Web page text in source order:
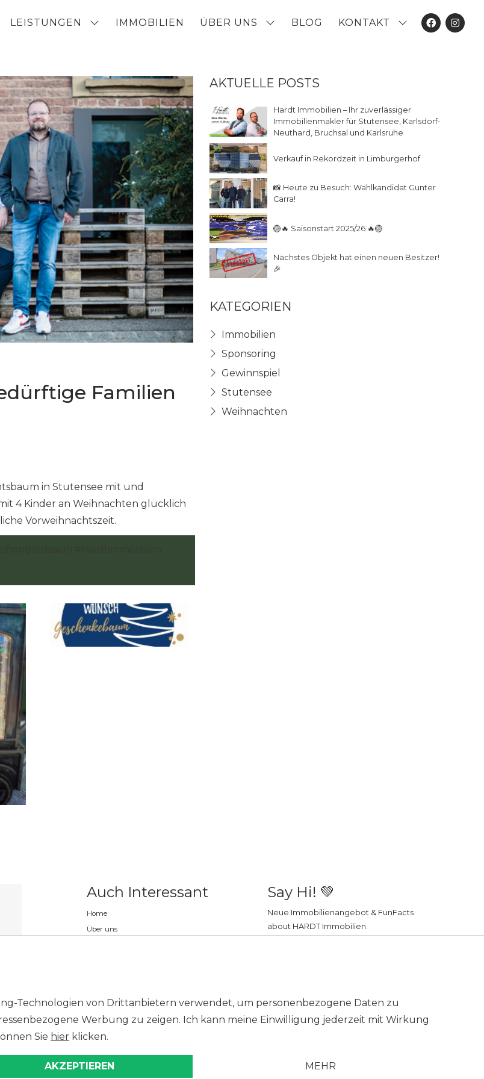
LEISTUNGEN IMMOBILIEN ÜBER UNS BLOG KONTAKT
Familien
in Stutensee mit und
4 Kinder an Weihnachten glücklich
Vorweihnachtszeit.
AKTUELLE POSTS
Hardt Immobilien – Ihr zuverlässiger
Immobilienmakler für Stutensee, Karlsdorf-
Neuthard, Bruchsal und Karlsruhe
Verkauf in Rekordzeit in Limburgerhof
📸 Heute zu Besuch: Wahlkandidat Gunter
Carra!
🏐🔥 Saisonstart 2025/26 🔥🏐
Nächstes Objekt hat einen neuen Besitzer!
🎉
KATEGORIEN
Immobilien
Sponsoring
Gewinnspiel
Stutensee
Weihnachten
Technologien von Drittanbietern verwendet, um personenbezogene Daten zu
Werbung zu zeigen. Ich kann meine Einwilligung jederzeit mit Wirkung
Sie hier klicken.
AKZEPTIEREN MEHR
Auch Interessant
Home
Über uns
Say Hi! 💚
Neue Immobilienangebot & FunFacts
about HARDT Immobilien.